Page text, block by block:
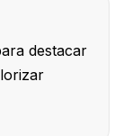
destacar